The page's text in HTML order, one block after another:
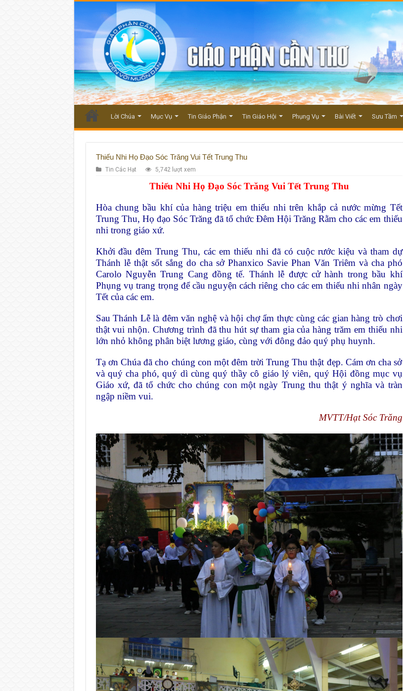
Lời Chúa Mục Vụ Tin Giáo Phận Tin Giáo Hội Phụng Vụ Bài Viết Sưu Tầm
Thiếu Nhi Họ Đạo Sóc Trăng Vui Tết Trung Thu
Tin Các Hạt 5,742 lượt xem
Thiếu Nhi Họ Đạo Sóc Trăng Vui Tết Trung Thu
Hòa chung bầu khí của hàng triệu em thiếu nhi trên khắp cả nước mừng Tết
Trung Thu, Họ đạo Sóc Trăng đã tổ chức Đêm Hội Trăng Rằm cho các em thiếu
nhi trong giáo xứ.
Khởi đầu đêm Trung Thu, các em thiếu nhi đã có cuộc rước kiệu và tham dự
Thánh lễ thật sốt sắng do cha sở Phanxico Savie Phan Văn Triêm và cha phó
Carolo Nguyễn Trung Cang đồng tế. Thánh lễ được cử hành trong bầu khí
Phụng vụ trang trọng để cầu nguyện cách riêng cho các em thiếu nhi nhân ngày
Tết của các em.
Sau Thánh Lễ là đêm văn nghệ và hội chợ ẩm thực cùng các gian hàng trò chơi
thật vui nhộn. Chương trình đã thu hút sự tham gia của hàng trăm em thiếu nhi
lớn nhỏ không phân biệt lương giáo, cùng với đông đảo quý phụ huynh.
Tạ ơn Chúa đã cho chúng con một đêm trời Trung Thu thật đẹp. Cám ơn cha sở
và quý cha phó, quý dì cùng quý thầy cô giáo lý viên, quý Hội đồng mục vụ
Giáo xứ, đã tổ chức cho chúng con một ngày Trung thu thật ý nghĩa và tràn
ngập niềm vui.
MVTT/Hạt Sóc Trăng